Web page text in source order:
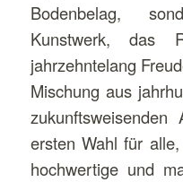
Bodenbelag,
Kunstwerk, das
jahrzehntelang
Mischung aus
ersten Wahl für
hochwertige und